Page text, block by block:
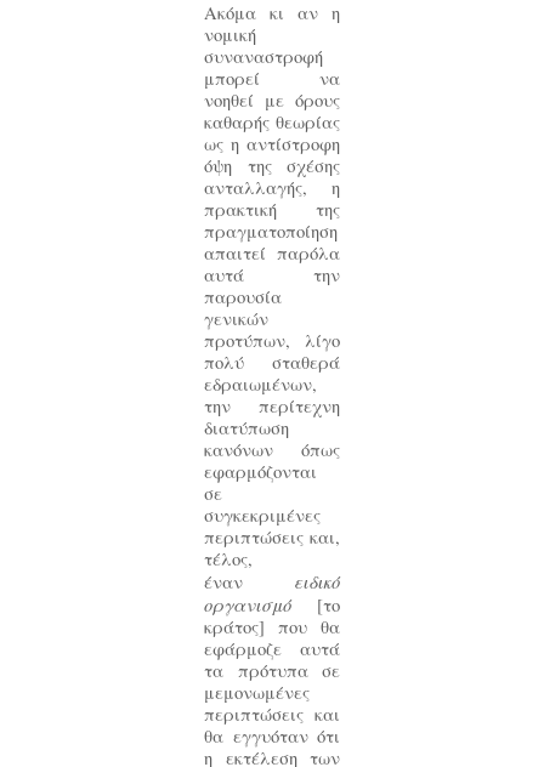
Ακόμα κι αν η
νομική
συναναστροφή
μπορεί να
νοηθεί με όρους
καθαρής θεωρίας
ως η αντίστροφη
όψη της σχέσης
ανταλλαγής, η
πρακτική της
πραγματοποίηση
απαιτεί παρόλα
αυτά την
παρουσία
γενικών
προτύπων, λίγο
πολύ σταθερά
εδραιωμένων,
την περίτεχνη
διατύπωση
κανόνων όπως
εφαρμόζονται
σε
συγκεκριμένες
περιπτώσεις και,
τέλος,
έναν ειδικό
οργανισμό[το
κράτος] που θα
εφάρμοζε αυτά
τα πρότυπα σε
μεμονωμένες
περιπτώσεις και
θα εγγυόταν ότι
η εκτέλεση των